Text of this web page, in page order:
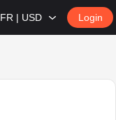
FR | USD Login